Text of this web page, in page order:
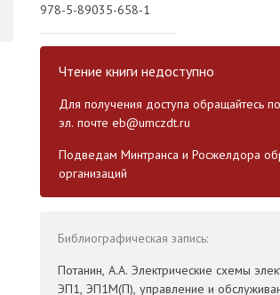
978-5-89035-658-1
Чтение книги недоступно
Для получения доступа обращайтесь
эл. почте eb@umczdt.ru
Подведам Минтранса и Росжелдора
организаций
Библиографическая запись:
Потанин, А.А. Электрические схемы
ЭП1, ЭП1М(П), управление и